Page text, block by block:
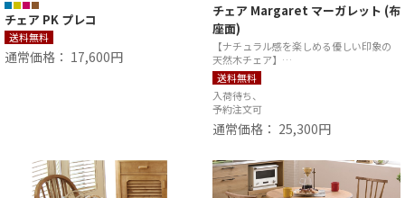
チェア PK プレコ
送料無料
通常価格： 17,600円
チェア Margaret マーガレット (布
座面)
【ナチュラル感を楽しめる優しい印象の
天然木チェア】…
送料無料
入荷待ち、
予約注文可
通常価格： 25,300円